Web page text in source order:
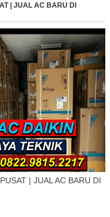
| JUAL AC BARU DI
| JUAL AC BARU DI